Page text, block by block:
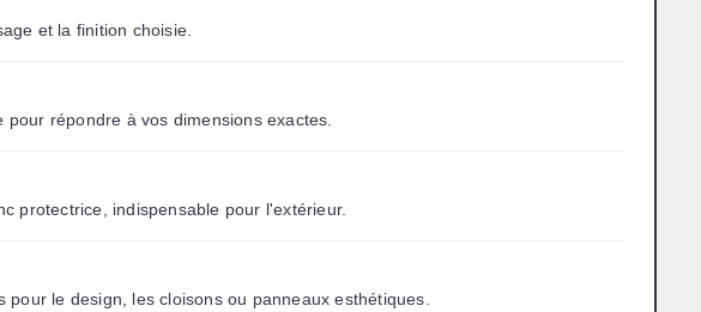
et la finition choisie.
répondre à vos dimensions exactes.
protectrice, indispensable pour l'extérieur.
le design, les cloisons ou panneaux esthétiques.